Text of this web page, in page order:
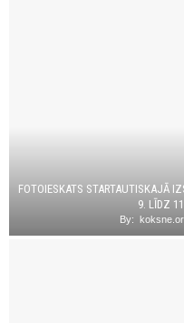
FOTOIESKATS STARTAUTISKAJĀ
9. LĪDZ
By: